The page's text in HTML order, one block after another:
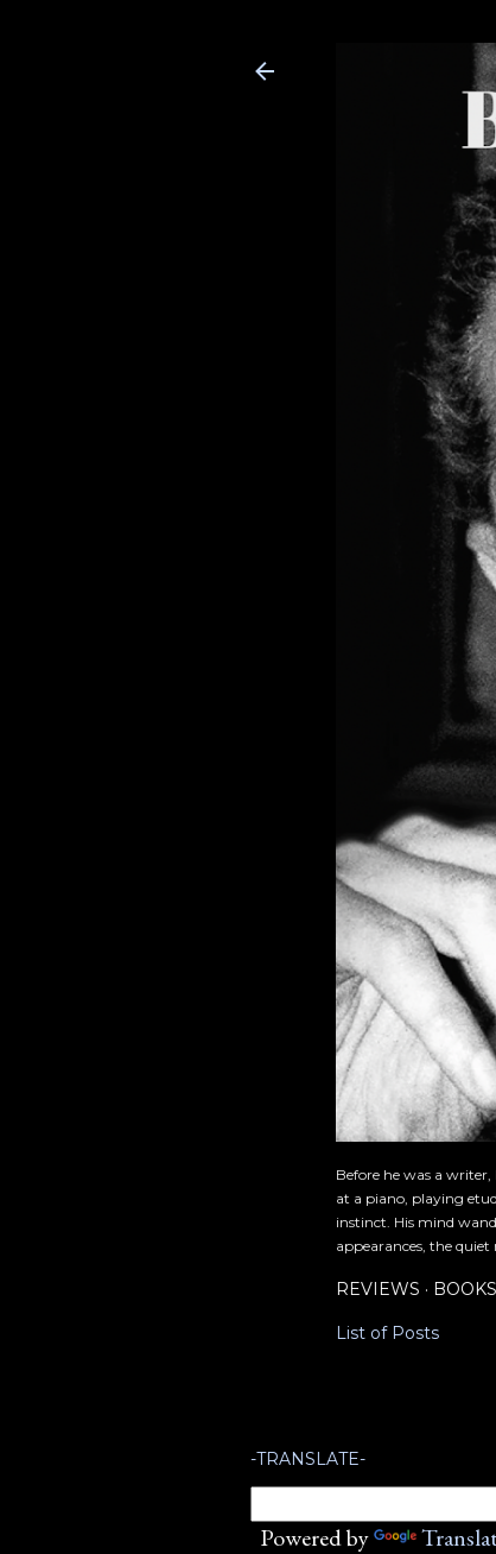
Before he was a
at a piano, playing
instinct. His mind
appearances, the
REVIEWS BOOKS
List of Posts
-TRANSLATE-
Powered by